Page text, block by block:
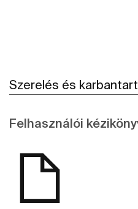
Szerelés és
Felhasználói